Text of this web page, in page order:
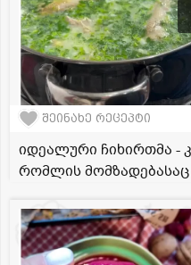
შეინახე რეცეპტი
იდეალური ჩიხირთმა -
რომლის